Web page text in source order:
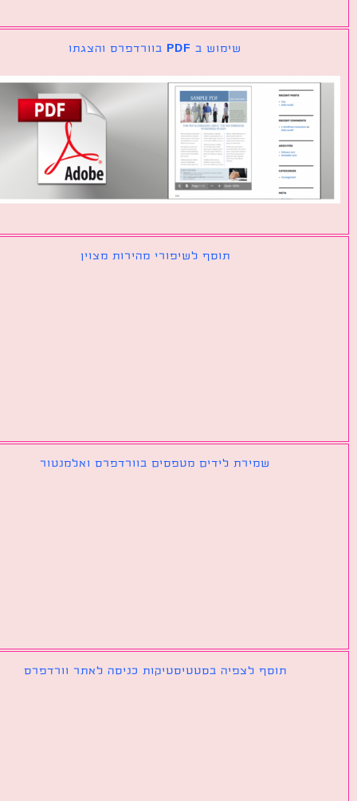
שימוש ב PDF בוורדפרס והצגתו
תוסף לשיפורי מהירות מצוין
שמירת לידים מטפסים בוורדפרס ואלמנטור
תוסף לצפיה בסטטיסטיקות כניסה לאתר וורדפרס